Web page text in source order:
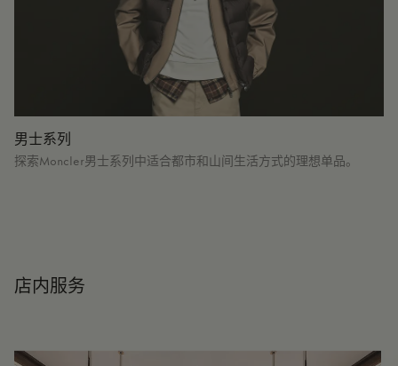
男士系列
探索Moncler男士系列中适合都市和山间生活方式的理想单品。
店内服务